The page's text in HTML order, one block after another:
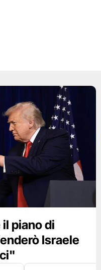
piano di
Israele